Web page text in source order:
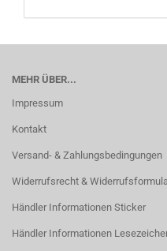
MEHR ÜBER...
Impressum
Kontakt
Versand- & Zahlungsbedingungen
Widerrufsrecht &
Händler Informationen Sticker
Händler Informationen